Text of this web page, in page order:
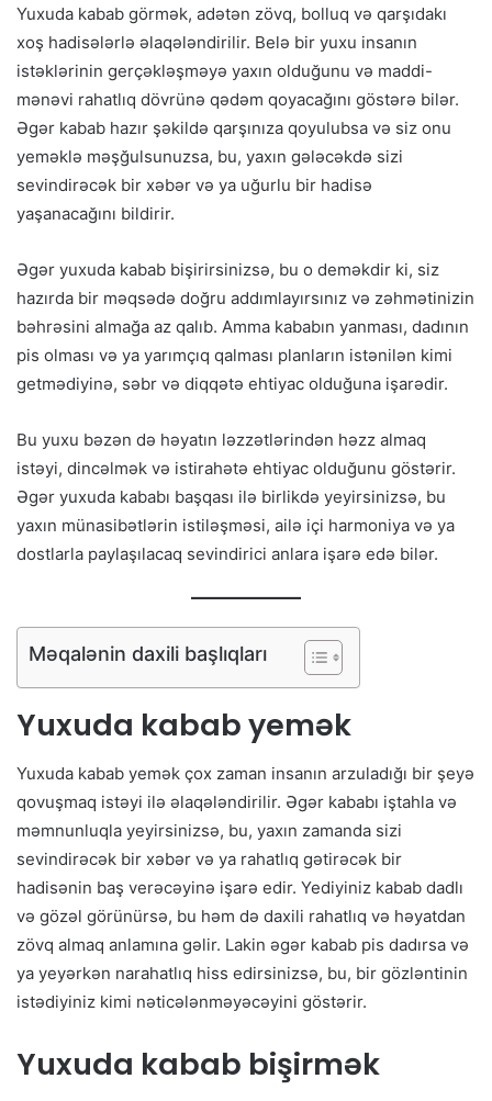
Yuxuda kabab görmək, adətən zövq, bolluq və qarşıdakı
xoş hadisələrlə əlaqələndirilir. Belə bir yuxu insanın
istəklərinin gerçəkləşməyə yaxın olduğunu və maddi-
mənəvi rahatlıq dövrünə qədəm qoyacağını göstərə bilər.
Əgər kabab hazır şəkildə qarşınıza qoyulubsa və siz onu
yeməklə məşğulsunuzsa, bu, yaxın gələcəkdə sizi
sevindirəcək bir xəbər və ya uğurlu bir hadisə
yaşanacağını bildirir.
Əgər yuxuda kabab bişirirsinizsə, bu o deməkdir ki, siz
hazırda bir məqsədə doğru addımlayırsınız və zəhmətinizin
bəhrəsini almağa az qalıb. Amma kababın yanması, dadının
pis olması və ya yarımçıq qalması planların istənilən kimi
getmədiyinə, səbr və diqqətə ehtiyac olduğuna işarədir.
Bu yuxu bəzən də həyatın ləzzətlərindən həzz almaq
istəyi, dincəlmək və istirahətə ehtiyac olduğunu göstərir.
Əgər yuxuda kababı başqası ilə birlikdə yeyirsinizsə, bu
yaxın münasibətlərin istiləşməsi, ailə içi harmoniya və ya
dostlarla paylaşılacaq sevindirici anlara işarə edə bilər.
Məqalənin daxili başlıqları
Yuxuda kabab yemək
Yuxuda kabab yemək çox zaman insanın arzuladığı bir şeyə
qovuşmaq istəyi ilə əlaqələndirilir. Əgər kababı iştahla və
məmnunluqla yeyirsinizsə, bu, yaxın zamanda sizi
sevindirəcək bir xəbər və ya rahatlıq gətirəcək bir
hadisənin baş verəcəyinə işarə edir. Yediyiniz kabab dadlı
və gözəl görünürsə, bu həm də daxili rahatlıq və həyatdan
zövq almaq anlamına gəlir. Lakin əgər kabab pis dadırsa və
ya yeyərkən narahatlıq hiss edirsinizsə, bu, bir gözləntinin
istədiyiniz kimi nəticələnməyəcəyini göstərir.
Yuxuda kabab bişirmək